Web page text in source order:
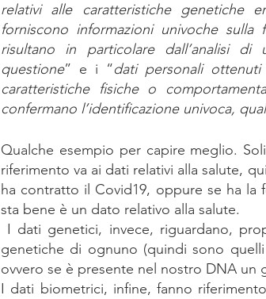
relativi alle caratteristiche genetiche
forniscono informazioni univoche
risultano in particolare dall’analisi
questione” e i “dati personali
caratteristiche fisiche o
confermano l’identificazione univoca,
Qualche esempio per capire meglio.
riferimento va ai dati relativi alla salute,
ha contratto il Covid19, oppure se ha la
sta bene è un dato relativo alla salute.
genetiche di ognuno (quindi sono
ovvero se è presente nel nostro DNA un
I dati biometrici, infine, fanno